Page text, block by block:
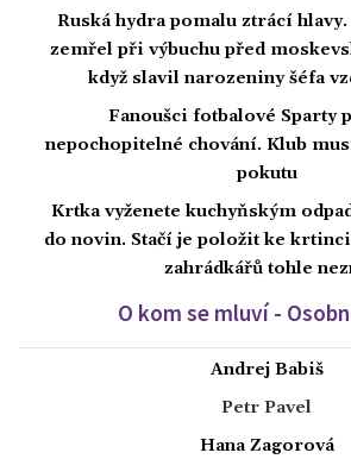
Ruská hydra pomalu ztrácí
zemřel při výbuchu před
když slavil narozeniny šéfa
Fanoušci fotbalové Sparty
nepochopitelné chování. Klub
pokutu
Krtka vyženete kuchyňským
do novin. Stačí je položit ke krtinci
zahrádkářů tohle
O kom se mluví -
Andrej Babiš
Petr Pavel
Hana Zagorová